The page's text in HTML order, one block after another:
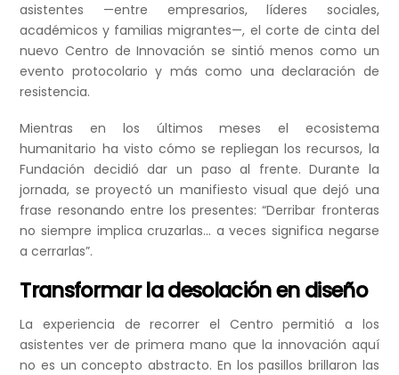
asistentes —entre empresarios, líderes sociales,
académicos y familias migrantes—, el corte de cinta del
nuevo Centro de Innovación se sintió menos como un
evento protocolario y más como una declaración de
resistencia.
Mientras en los últimos meses el ecosistema
humanitario ha visto cómo se repliegan los recursos, la
Fundación decidió dar un paso al frente. Durante la
jornada, se proyectó un manifiesto visual que dejó una
frase resonando entre los presentes: “Derribar fronteras
no siempre implica cruzarlas… a veces significa negarse
a cerrarlas”.
Transformar la desolación en diseño
La experiencia de recorrer el Centro permitió a los
asistentes ver de primera mano que la innovación aquí
no es un concepto abstracto. En los pasillos brillaron las